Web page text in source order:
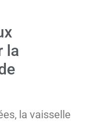
la
la vaisselle